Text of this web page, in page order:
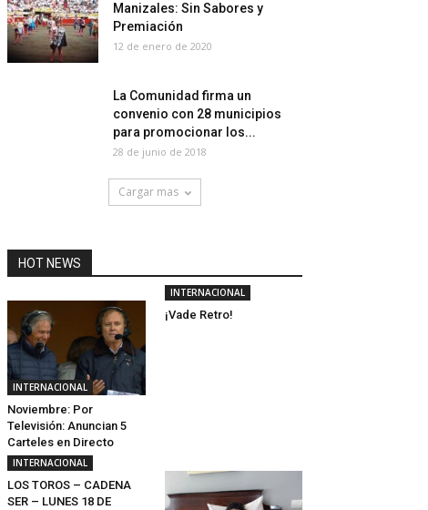
Manizales: Sin Sabores y
Premiación
12 de enero de 2020
La Comunidad firma un
convenio con 28 municipios
para promocionar los...
28 de junio de 2018
Cargar mas
HOT NEWS
INTERNACIONAL
Noviembre: Por
Televisión: Anuncian 5
Carteles en Directo
INTERNACIONAL
¡Vade Retro!
INTERNACIONAL
LOS TOROS – CADENA
SER – LUNES 18 DE